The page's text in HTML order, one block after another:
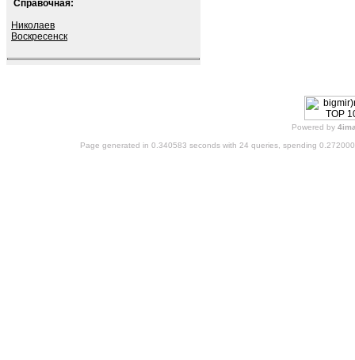
Справочная:
Николаев
Воскресенск
Powered by
Page generated in 0.340583 seconds with 24 queries, spending